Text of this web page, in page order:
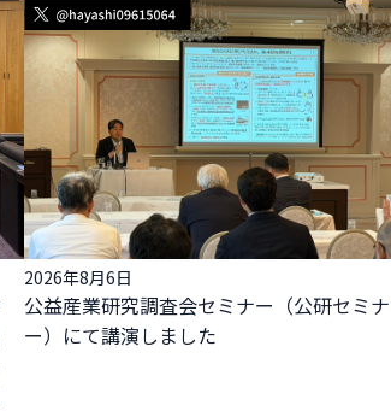
2026年8月6日
公益産業研究調査会セミナー（公研セミナ
ー）にて講演しました